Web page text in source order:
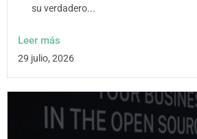
su verdadero...
Leer más
29 julio, 2026